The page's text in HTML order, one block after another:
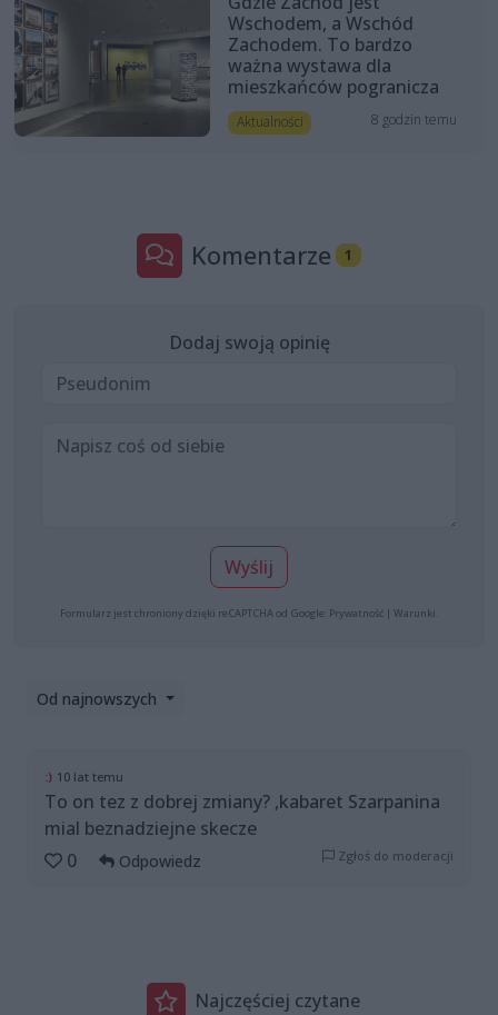
Wschodem, a Wschód
Zachodem. To bardzo
ważna wystawa dla
mieszkańców pogranicza
Aktualności 8 godzin temu
Komentarze 1
Dodaj swoją opinię
Wyślij
Formularz jest chroniony dzięki reCAPTCHA od Google: Prywatność | Warunki
Od najnowszych
:) 10 lat temu
To on tez z dobrej zmiany? ,kabaret Szarpanina
mial beznadziejne skecze
0
Odpowiedz Zgłoś do moderacji
Najczęściej czytane